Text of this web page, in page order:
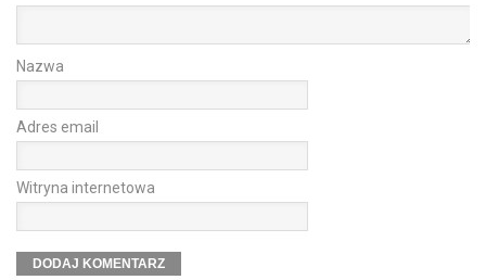
Nazwa
Adres email
Witryna internetowa